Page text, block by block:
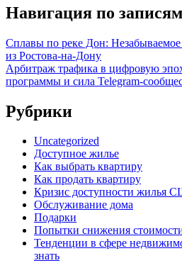
Навигация по записям
Сплавы по реке Дон: Незабываемое
из Ростова-на-Дону
Арбитраж трафика в цифровую
программы и сила Telegram-
Рубрики
Uncategorized
Доступное жилье
Как выбрать квартиру
Как продать квартиру
Кризис доступности жилья
Обслуживание дома
Подарки
Попытки снижения
Тенденции в сфере
знать